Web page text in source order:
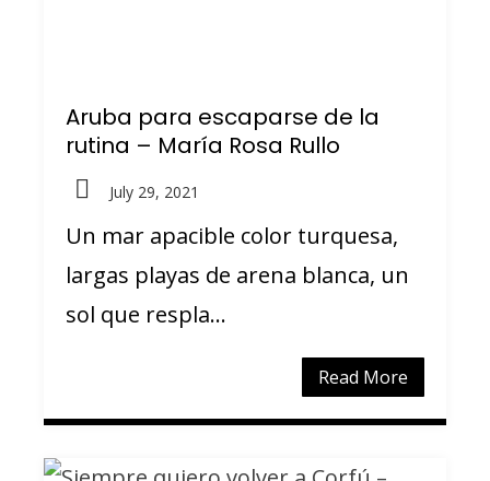
Aruba para escaparse de la
rutina – María Rosa Rullo
July 29, 2021
Un mar apacible color turquesa,
largas playas de arena blanca, un
sol que respla...
Read More